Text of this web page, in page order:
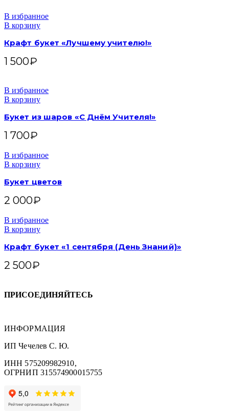
В избранное
В корзину
Крафт букет «Лучшему учителю!»
1 500₽
В избранное
В корзину
Букет из шаров «С Днём Учителя!»
1 700₽
В избранное
В корзину
Букет цветов
2 000₽
В избранное
В корзину
Крафт букет «1 сентября (День Знаний)»
2 500₽
ПРИСОЕДИНЯЙТЕСЬ
ИНФОРМАЦИЯ
ИП Чечелев С. Ю.
ИНН 575209982910,
ОГРНИП 315574900015755